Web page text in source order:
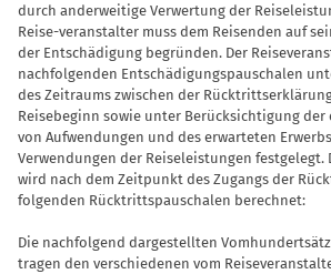
durch anderweitige Verwertung der
Reise-veranstalter muss dem Reisenden auf
der Entschädi­gung begründen. Der
nachfolgenden Entschädigungs­pauschalen
des Zeitraums zwischen der
Reisebeginn sowie unter Berücksichtigung der
von Aufwendungen und des erwarte­ten
Verwen­dungen der Reiseleistungen festgelegt.
wird nach dem Zeit­punkt des Zugangs der
folgenden Rücktrittspauschalen berechnet:
Die nachfolgend dargestellten
tragen den verschiedenen vom